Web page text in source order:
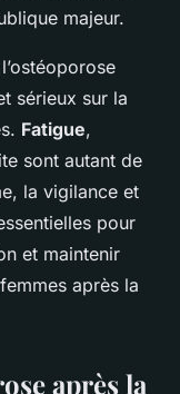
majeur.
sérieux sur la
Fatigue,
sont autant de
la vigilance et
pour
et maintenir
après la
après la